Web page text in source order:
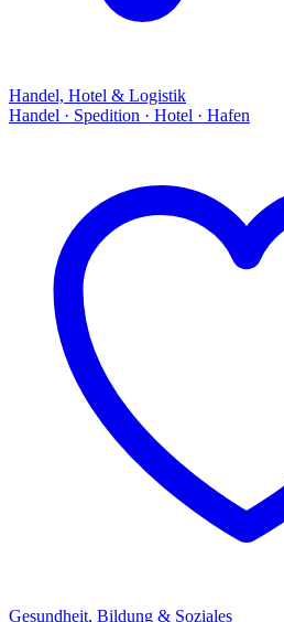
Handel, Hotel & Logistik
Handel · Spedition · Hotel · Hafen
Gesundheit, Bildung & Soziales